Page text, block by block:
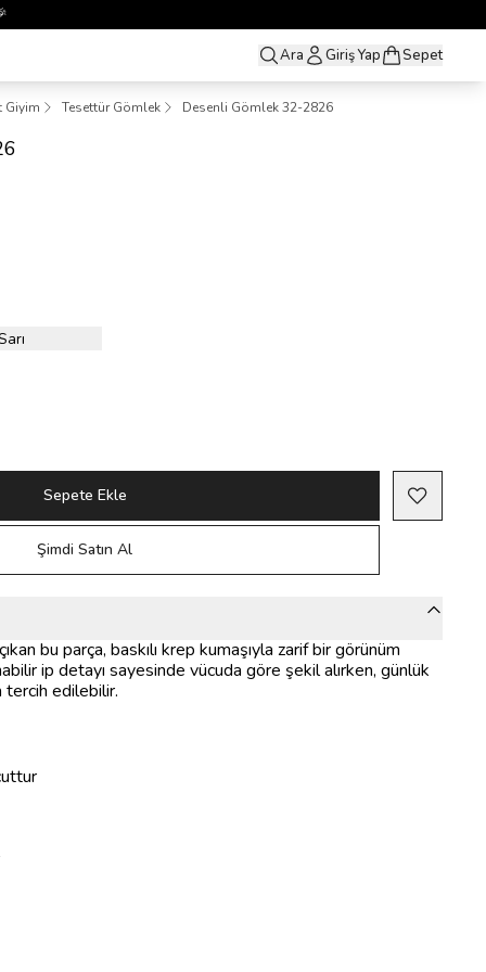
Ara Giriş Yap Sepet
Giyim Tesettür Gömlek Desenli Gömlek 32-2826
Sepete Ekle
Şimdi Satın Al
bu parça, baskılı krep kumaşıyla zarif bir görünüm
ip detayı sayesinde vücuda göre şekil alırken, günlük
tercih edilebilir.